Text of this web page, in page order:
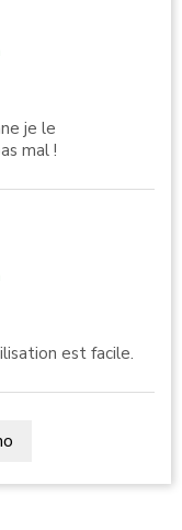
je le
mal !
est facile.